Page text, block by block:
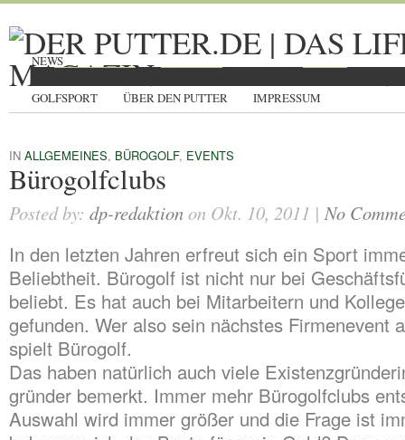
NEWS
GOLFSPORT
ÜBER DEN PUTTER IMPRESSUM
IN ALLGEMEINES, BÜROGOLF, EVENTS
Bürogolfclubs
Posted by: dp-redaktionon Okt. 10, 2011 | No
In den letzten Jahren erfreut sich ein Sport
Beliebtheit. Bürogolf ist nicht nur bei
beliebt. Es hat auch bei Mitarbeitern und
gefunden. Wer also sein nächstes Firmenevent
spielt Bürogolf.
Das haben natürlich auch viele
gründer bemerkt. Immer mehr Bürogolfclubs
Auswahl wird immer größer und die Frage ist